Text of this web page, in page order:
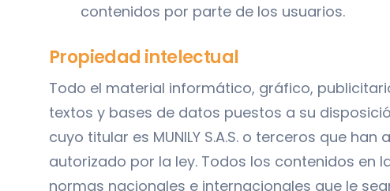
contenidos por parte de los usuarios.
Propiedad intelectual
Todo el material informático, gráfico,
textos y bases de datos puestos a su
cuyo titular es MUNILY S.A.S. o terceros que
autorizado por la ley. Todos los contenidos
normas nacionales e internacionales que le